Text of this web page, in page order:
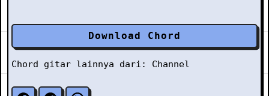
Download Chord
Chord gitar lainnya dari: Channel